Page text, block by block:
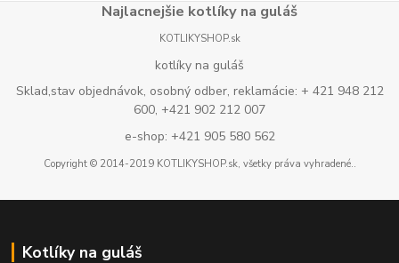
Najlacnejšie kotlíky na guláš
KOTLIKYSHOP.sk
kotlíky na guláš
Sklad,stav objednávok, osobný odber, reklamácie: + 421 948 212
600, +421 902 212 007
e-shop: +421 905 580 562
Copyright © 2014-2019 KOTLIKYSHOP.sk, všetky práva vyhradené..
Kotlíky na guláš